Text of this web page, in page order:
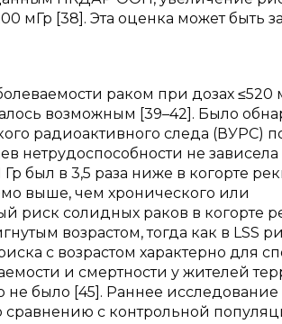
мГр [38]. Эта оценка может быть
раком при дозах ≤520
возможным [39–42]. Было
радиоактивного следа (ВУРС)
нетрудоспособности не зависела
был в 3,5 раза ниже в когорте
выше, чем хронического или
риск солидных раков в когорте
возрастом, тогда как в LSS
с возрастом характерно для
и смертности у жителей
было [45]. Раннее исследование
сравнению с контрольной